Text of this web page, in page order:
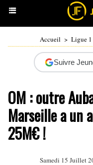
Accueil > Ligue 1
Suivre
OM : outre
Marseille a un
25M€ !
Samedi 15 Juillet